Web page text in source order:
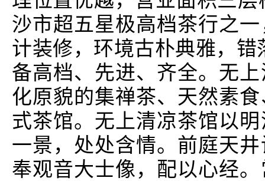
沙市超五星极高档茶行之
计装修，环境古朴典雅，
备高档、先进、齐全。无
化原貌的集禅茶、天然素
式茶馆。无上清凉茶馆以
一景，处处含情。前庭天
奉观音大士像，配以心经